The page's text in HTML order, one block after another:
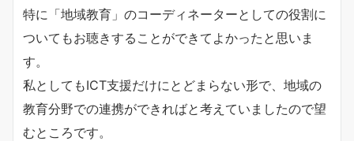
特に「地域教育」のコーディネーターとしての役割に
ついてもお聴きすることができてよかったと思いま
す。
私としてもICT支援だけにとどまらない形で、地域の
教育分野での連携ができればと考えていましたので望
むところです。